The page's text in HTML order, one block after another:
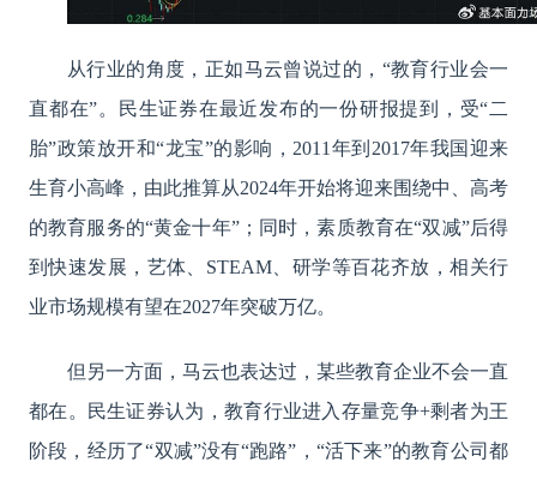
从行业的角度，正如马云曾说过的， “教育行业会一
直都在”。民生证券在最近发布的一份研报提到，受“二
胎”政策放开和“龙宝”的影响，2011年到2017年我国迎来
生育小高峰，由此推算从2024年开始将迎来围绕中、高考
的教育服务的“黄金十年”；同时，素质教育在“双减”后得
到快速发展，艺体、STEAM、研学等百花齐放，相关行
业市场规模有望在2027年突破万亿。
但另一方面，马云也表达过，某些教育企业不会一直
都在。民生证券认为，教育行业进入存量竞争+剩者为王
阶段，经历了“双减”没有“跑路”，“活下来”的教育公司都